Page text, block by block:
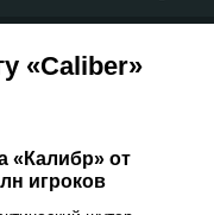
«Caliber»
«Калибр» от
игроков